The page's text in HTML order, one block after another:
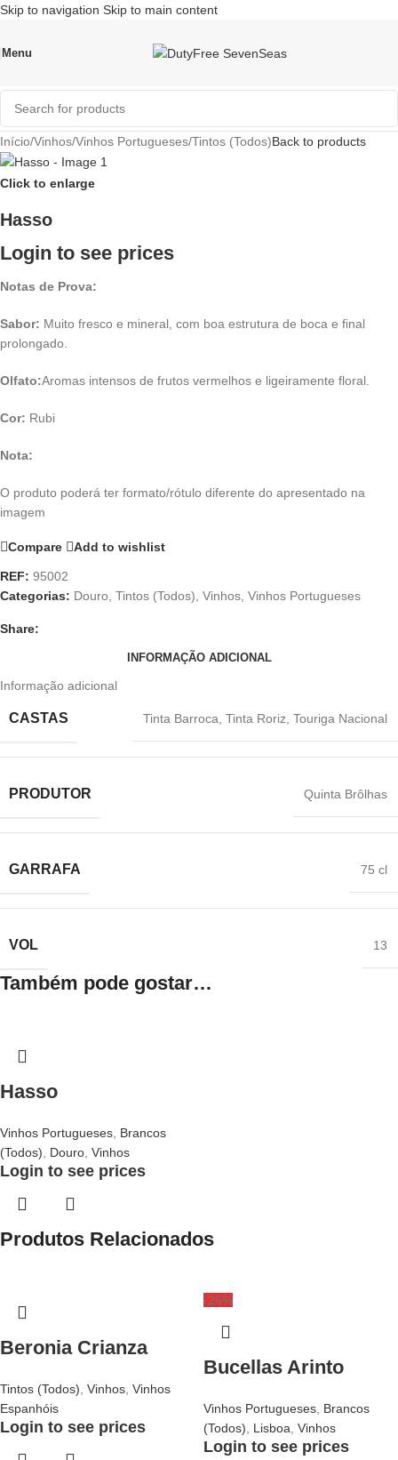
Skip to navigation Skip to main content
Menu
Início/Vinhos/Vinhos Portugueses/Tintos (Todos)Back to products
Click to enlarge
Hasso
Login to see prices
Notas de Prova:
Sabor: Muito fresco e mineral, com boa estrutura de boca e final
prolongado.
Olfato:Aromas intensos de frutos vermelhos e ligeiramente floral.
Cor: Rubi
Nota:
O produto poderá ter formato/rótulo diferente do apresentado na
imagem
Compare Add to wishlist
REF: 95002
Categorias: Douro, Tintos (Todos), Vinhos, Vinhos Portugueses
Share:
INFORMAÇÃO ADICIONAL
Informação adicional
CASTAS Tinta Barroca, Tinta Roriz, Touriga Nacional
PRODUTOR Quinta Brôlhas
GARRAFA 75 cl
VOL 13
Também pode gostar…
Hasso
Vinhos Portugueses, Brancos
(Todos), Douro, Vinhos
Login to see prices
Produtos Relacionados
Beronia Crianza
Tintos (Todos), Vinhos, Vinhos
Espanhóis
Login to see prices
-26%
Bucellas Arinto
Vinhos Portugueses, Brancos
(Todos), Lisboa, Vinhos
Login to see prices